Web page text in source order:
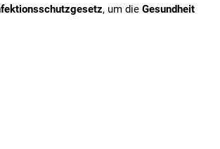
, um die Gesundheit